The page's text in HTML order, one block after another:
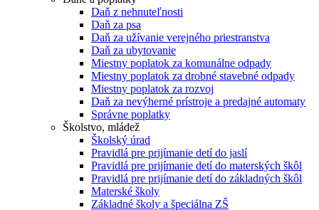
Daň z nehnuteľnosti
Daň za psa
Daň za užívanie verejného priestranstva
Daň za ubytovanie
Miestny poplatok za komunálne odpady
Miestny poplatok za drobné stavebné odpady
Miestny poplatok za rozvoj
Daň za nevýherné prístroje a predajné automaty
Správne poplatky
Školstvo, mládež
Školský úrad
Pravidlá pre prijímanie detí do jaslí
Pravidlá pre prijímanie detí do materských škôl
Pravidlá pre prijímanie detí do základných škôl
Materské školy
Základné školy a špeciálna ZŠ